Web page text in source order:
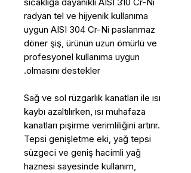
radyan tel ve hijyenik kullanıma
uygun AISI 304 Cr-Ni paslanmaz
döner şiş, ürünün uzun ömürlü ve
profesyonel kullanıma uygun
olmasını destekler.
Sağ ve sol rüzgarlık kanatları ile ısı
kaybı azaltılırken, ısı muhafaza
kanatları pişirme verimliliğini artırır.
Tepsi genişletme eki, yağ tepsi
süzgeci ve geniş hacimli yağ
haznesi sayesinde kullanım,